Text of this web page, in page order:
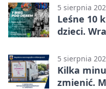
5 sierpnia
Leśne 10
dzieci.
5 sierpnia
Kilka
zmienić.